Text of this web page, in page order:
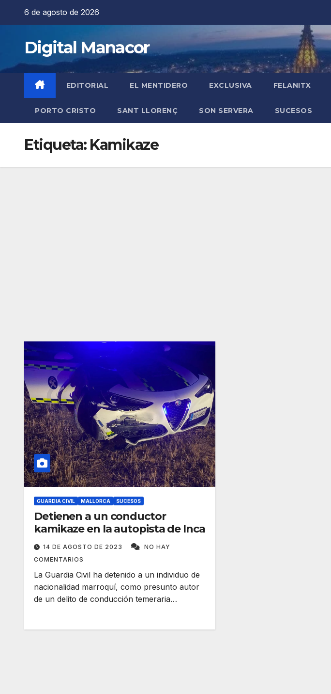
6 de agosto de 2026
Digital Manacor
EDITORIAL EL MENTIDERO EXCLUSIVA FELANITX
PORTO CRISTO SANT LLORENÇ SON SERVERA SUCESOS
Etiqueta: Kamikaze
GUARDIA CIVIL MALLORCA SUCESOS
Detienen a un conductor
kamikaze en la autopista de Inca
14 DE AGOSTO DE 2023
NO HAY
COMENTARIOS
La Guardia Civil ha detenido a un individuo de
nacionalidad marroquí, como presunto autor
de un delito de conducción temeraria…